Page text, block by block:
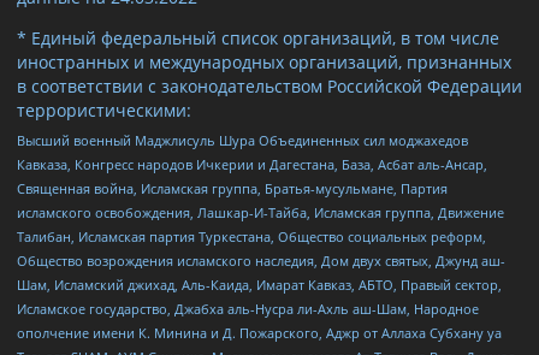
* Единый федеральный список организаций, в том числе
иностранных и международных организаций, признанных
в соответствии с законодательством Российской Федерации
террористическими:
Высший военный Маджлисуль Шура Объединенных сил моджахедов
Кавказа, Конгресс народов Ичкерии и Дагестана, База, Асбат аль-Ансар,
Священная война, Исламская группа, Братья-мусульмане, Партия
исламского освобождения, Лашкар-И-Тайба, Исламская группа, Движение
Талибан, Исламская партия Туркестана, Общество социальных реформ,
Общество возрождения исламского наследия, Дом двух святых, Джунд аш-
Шам, Исламский джихад, Аль-Каида, Имарат Кавказ, АБТО, Правый сектор,
Исламское государство, Джабха аль-Нусра ли-Ахль аш-Шам, Народное
ополчение имени К. Минина и Д. Пожарского, Аджр от Аллаха Субхану уа